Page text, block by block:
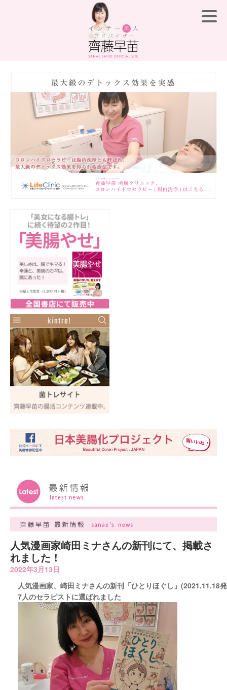
人気漫画家崎田ミナさんの新刊にて、掲載さ
れました！
2022年3月13日
人気漫画家、崎田ミナさんの新刊「ひとりほぐし」(2021.11.18
7人のセラピストに選ばれました